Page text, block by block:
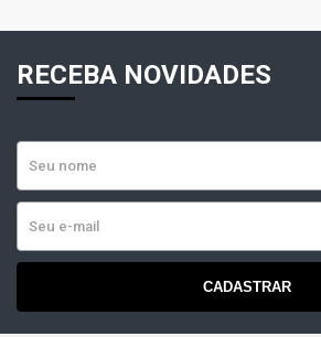
RECEBA NOVIDADES
CADASTRAR